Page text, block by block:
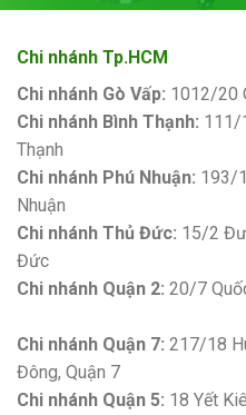
Chi nhánh Tp.HCM
Chi nhánh Gò Vấp: 1012/20
Chi nhánh Bình Thạnh: 111/
Thạnh
Chi nhánh Phú Nhuận: 193/
Nhuận
Chi nhánh Thủ Đức: 15/2
Đức
Chi nhánh Quận 2: 20/7
Chi nhánh Quận 7: 217/18
Đông, Quận 7
Chi nhánh Quận 5: 18 Yết